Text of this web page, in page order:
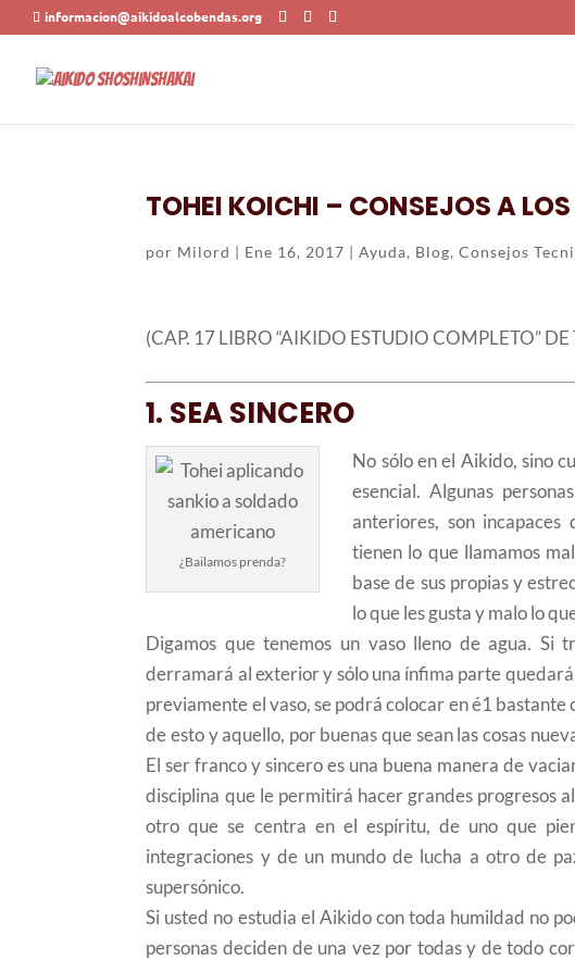
informacion@aikidoalcobendas.org
TOHEI KOICHI – CONSEJOS A
por Milord | Ene 16, 2017 |Ayuda, Blog,Consejos
(CAP. 17 LIBRO “AIKIDO ESTUDIO COMPLETO”
1. SEA SINCERO
¿Bailamos prenda?
No sólo en el Aikido, sino
esencial. Algunas
anteriores, son incapaces
tienen lo que llamamos
base de sus propias y
lo que les gusta y malo lo
Digamos que tenemos un vaso lleno de agua.
derramará al exterior y sólo una ínfima parte
previamente el vaso, se podrá colocar en é1
de esto y aquello, por buenas que sean las cosas
El ser franco y sincero es una buena manera de
disciplina que le permitirá hacer grandes progresos
otro que se centra en el espíritu, de uno que
integraciones y de un mundo de lucha a otro de
supersónico.
Si usted no estudia el Aikido con toda humildad no
personas deciden de una vez por todas y de todo